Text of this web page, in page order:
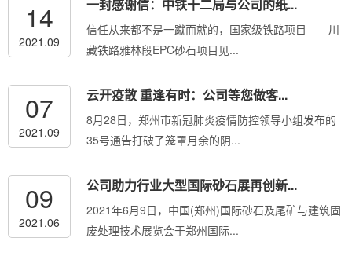
14
2021.09
一封感谢信：中铁十二局与公司的纸...
信任从来都不是一蹴而就的，国家级铁路项目——川
藏铁路雅林段EPC砂石项目见...
07
2021.09
云开疫散 重逢有时：公司等您做客...
8月28日，郑州市新冠肺炎疫情防控领导小组发布的
35号通告打破了笼罩月余的阴...
09
2021.06
公司助力行业大型国际砂石展再创新...
2021年6月9日，中国(郑州)国际砂石及尾矿与建筑固
废处理技术展览会于郑州国际...